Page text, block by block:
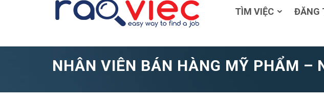
TÌM VIỆC ĐĂNG
NHÂN VIÊN BÁN HÀNG MỸ PHẨM –